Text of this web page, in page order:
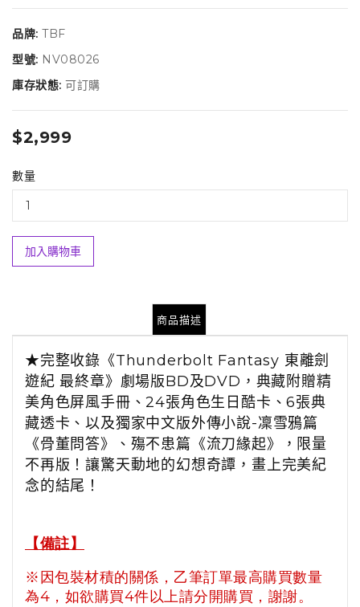
品牌: TBF
型號: NV08026
庫存狀態: 可訂購
$2,999
數量
加入購物車
商品描述
★完整收錄《Thunderbolt Fantasy 東離劍
遊紀 最終章》劇場版BD及DVD，典藏附贈精
美角色屏風手冊、24張角色生日酷卡、6張典
藏透卡、以及獨家中文版外傳小說-凜雪鴉篇
《骨董問答》、殤不患篇《流刀緣起》，限量
不再版！讓驚天動地的幻想奇譚，畫上完美紀
念的結尾！
【備註】
※因包裝材積的關係，乙筆訂單最高購買數量
為4，如欲購買4件以上請分開購買，謝謝。